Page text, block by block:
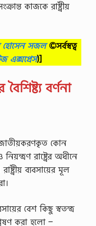
কাজকে রাষ্ট্রীয়
হোসেন সজল©সর্বস্বত্ব
এক্সপ্রেস)]
বৈশিষ্ট্য বর্ণনা
জাতীয়করণকৃত কোন
রাষ্ট্রের অধীনে
ব‍্যবসায়ের মূল
বেশ কিছু স্বতন্ত্র
করা হলো –